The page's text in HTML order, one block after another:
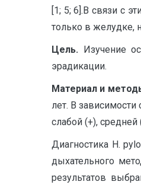
[1; 5; 6].В связи с
только в желудке,
Цель. Изучение
эрадикации.
Материал и
лет. В
слабой (+),
Диагностика H.
дыхательного
результатов